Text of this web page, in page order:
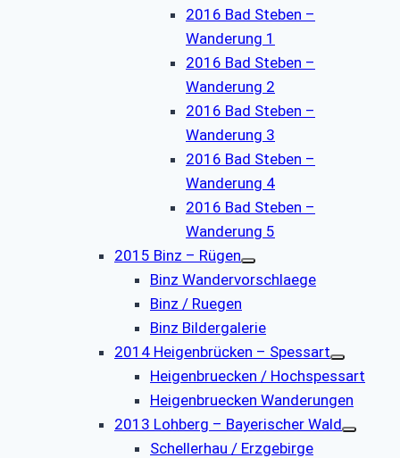
2016 Bad Steben –
Wanderung 1
2016 Bad Steben –
Wanderung 2
2016 Bad Steben –
Wanderung 3
2016 Bad Steben –
Wanderung 4
2016 Bad Steben –
Wanderung 5
2015 Binz – Rügen
Binz Wandervorschlaege
Binz / Ruegen
Binz Bildergalerie
2014 Heigenbrücken – Spessart
Heigenbruecken / Hochspessart
Heigenbruecken Wanderungen
2013 Lohberg – Bayerischer Wald
Schellerhau / Erzgebirge